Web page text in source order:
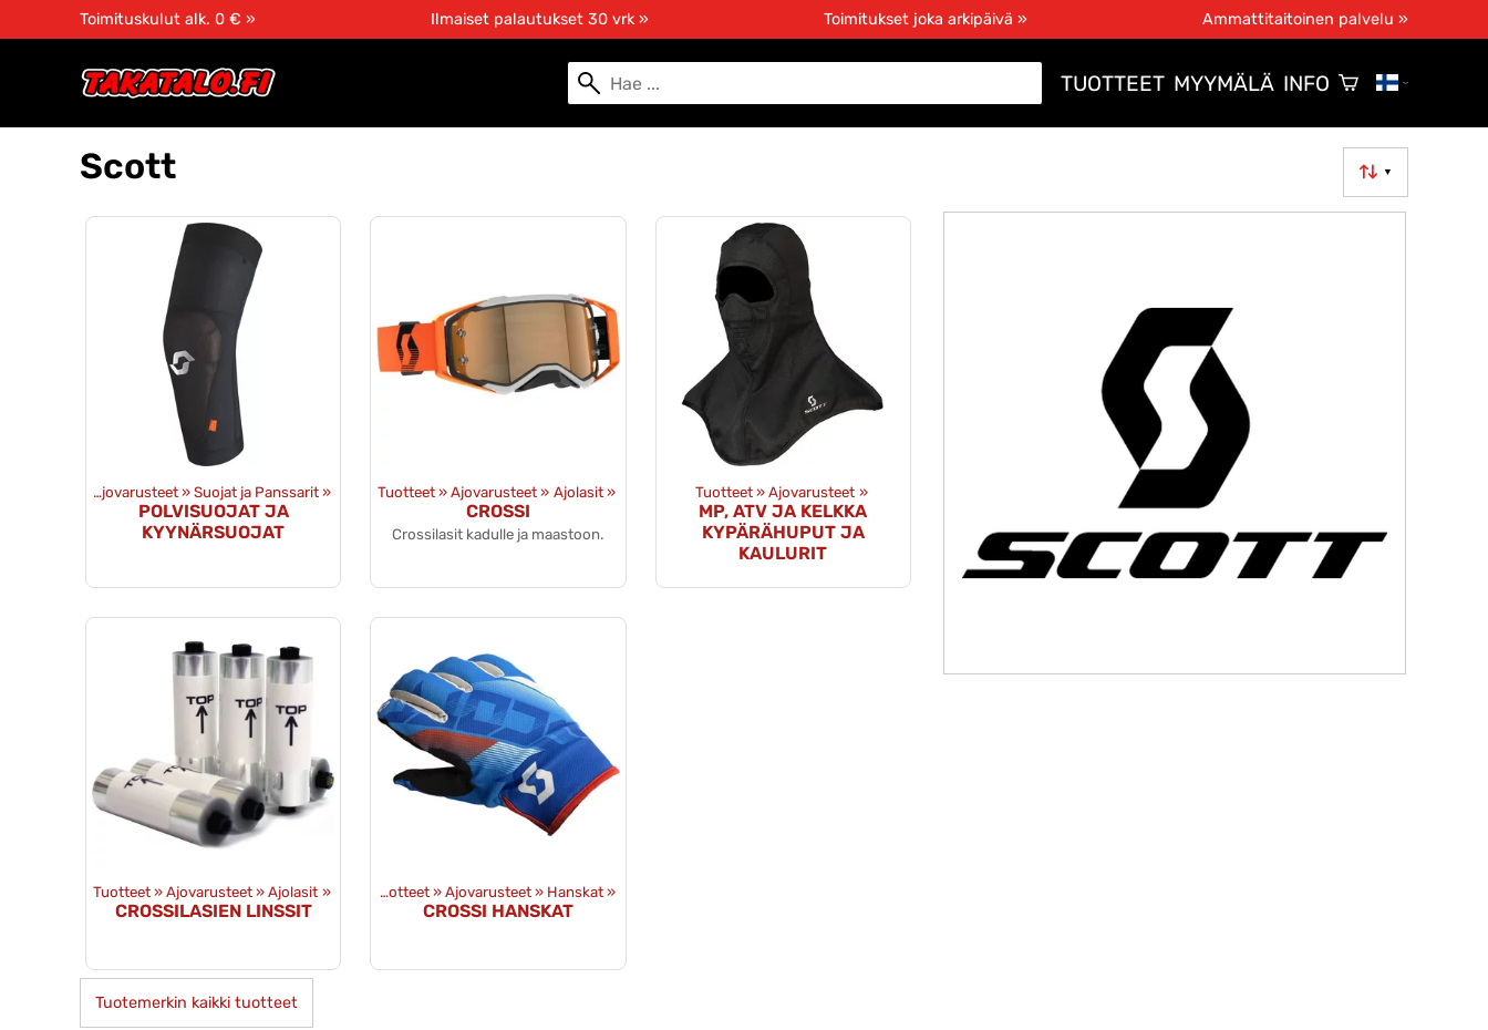
Toimituskulut alk. 0 € » Ilmaiset palautukset 30 vrk » Toimitukset joka arkipäivä » Ammattitaitoinen palvelu »
TUOTTEET MYYMÄLÄ INFO
▼
Scott
Ajovarusteet ‪» Suojat ja Panssarit ‪»
POLVISUOJAT JA
KYYNÄRSUOJAT
Tuotteet ‪» Ajovarusteet ‪» Ajolasit ‪»
CROSSI
Crossilasit kadulle ja maastoon.
Tuotteet ‪» Ajovarusteet ‪»
MP, ATV JA KELKKA
KYPÄRÄHUPUT JA
KAULURIT
Tuotteet ‪» Ajovarusteet ‪» Ajolasit ‪»
CROSSILASIEN LINSSIT
Tuotteet ‪» Ajovarusteet ‪» Hanskat ‪»
CROSSI HANSKAT
Tuotemerkin kaikki tuotteet